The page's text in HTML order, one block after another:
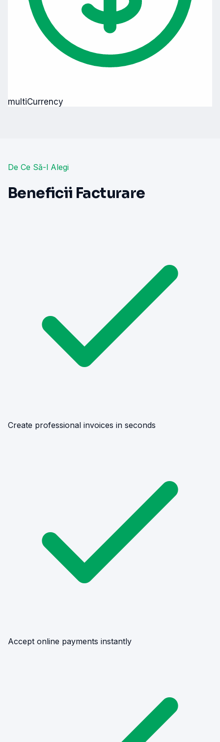
multiCurrency
De Ce Să-l Alegi
Beneficii Facturare
Create professional invoices in seconds
Accept online payments instantly